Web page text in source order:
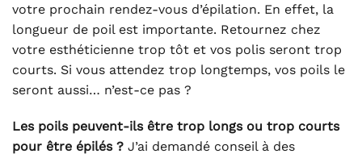
votre prochain rendez-vous d’épilation. En effet, la
longueur de poil est importante. Retournez chez
votre esthéticienne trop tôt et vos polis seront trop
courts. Si vous attendez trop longtemps, vos poils le
seront aussi… n’est-ce pas ?
Les poils peuvent-ils être trop longs ou trop courts
pour être épilés ? J’ai demandé conseil à des